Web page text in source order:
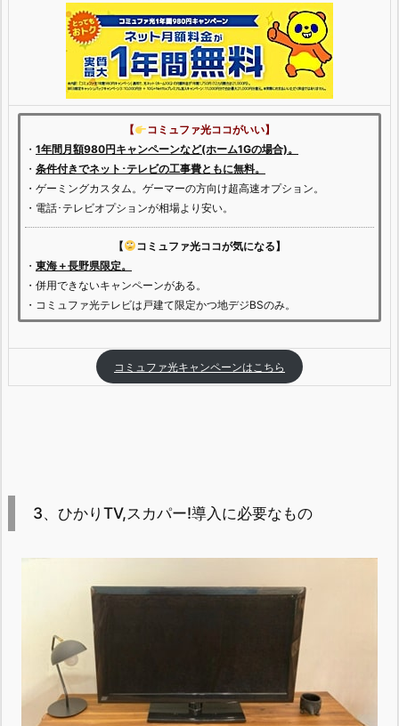
【
コミュファ光ココがいい】
・ 1年間月額980円キャンペーンなど(ホーム1Gの場合)。
・ 条件付きでネット･テレビの工事費ともに無料。
・ゲーミングカスタム。ゲーマーの方向け超高速オプション。
・電話･テレビオプションが相場より安い。
【
コミュファ光ココが気になる】
・ 東海＋長野県限定。
・併用できないキャンペーンがある。
・コミュファ光テレビは戸建て限定かつ地デジBSのみ。
コミュファ光キャンペーンはこちら
3、ひかりTV,スカパー!導入に必要なもの